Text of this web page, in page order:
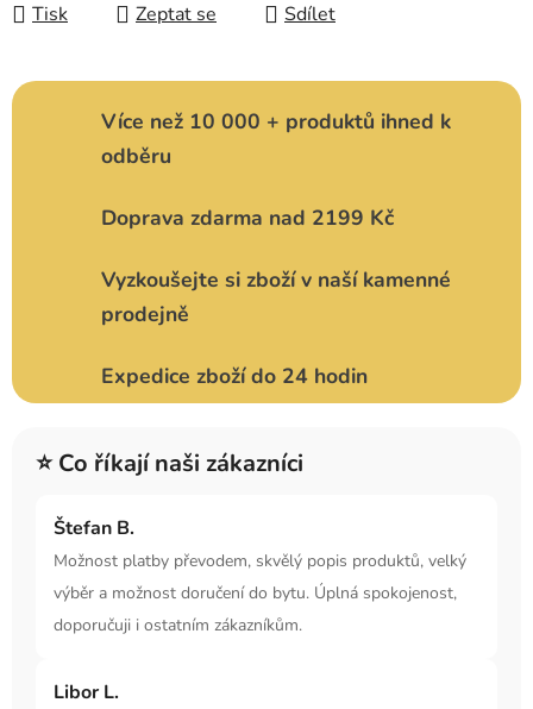
Tisk Zeptat se Sdílet
Více než 10 000 + produktů ihned k
odběru
Doprava zdarma nad 2199 Kč
Vyzkoušejte si zboží v naší kamenné
prodejně
Expedice zboží do 24 hodin
⭐ Co říkají naši zákazníci
Štefan B.
Možnost platby převodem, skvělý popis produktů, velký
výběr a možnost doručení do bytu. Úplná spokojenost,
doporučuji i ostatním zákazníkům.
Libor L.